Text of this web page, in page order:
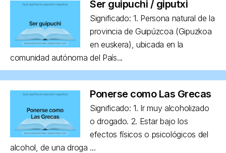
Ser guipuchi / giputxi
Significado: 1. Persona natural de la
provincia de Guipúzcoa (Gipuzkoa
en euskera), ubicada en la
comunidad autónoma del País...
Ponerse como Las Grecas
Significado: 1. Ir muy alcoholizado
o drogado. 2. Estar bajo los
efectos físicos o psicológicos del
alcohol, de una droga ...